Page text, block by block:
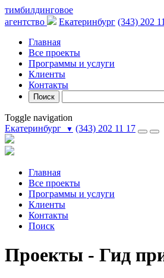
тимбилдинговое
агентство
Екатеринбург (343) 202
Главная
Все проекты
Программы и услуги
Клиенты
Контакты
Поиск
Toggle navigation
Екатеринбург
▼ (343) 202 11 17
Главная
Все проекты
Программы и услуги
Клиенты
Контакты
Поиск
Проекты - Гид